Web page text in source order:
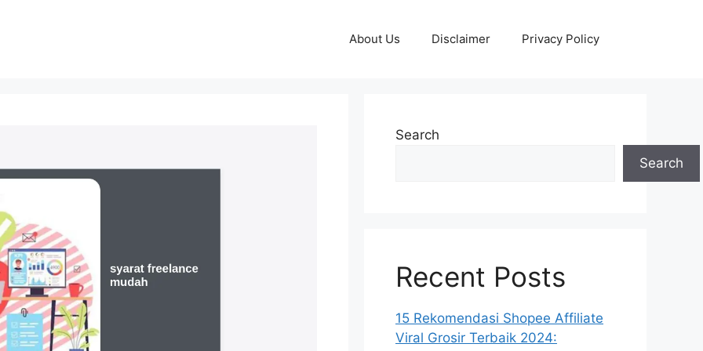
About Us Disclaimer Privacy Policy
Search
Search
Recent Posts
15 Rekomendasi Shopee Affiliate
Viral Grosir Terbaik 2024: